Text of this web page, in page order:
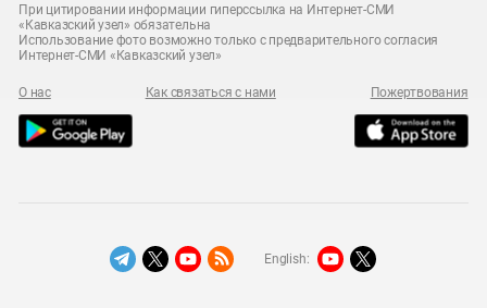
При цитировании информации гиперссылка на Интернет-СМИ
«Кавказский узел» обязательна
Использование фото возможно только с предварительного согласия
Интернет-СМИ «Кавказский узел»
О нас Как связаться с нами Пожертвования
English: